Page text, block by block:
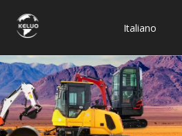
Italiano
Bahasa
indonesia
Türk dili
ไทย